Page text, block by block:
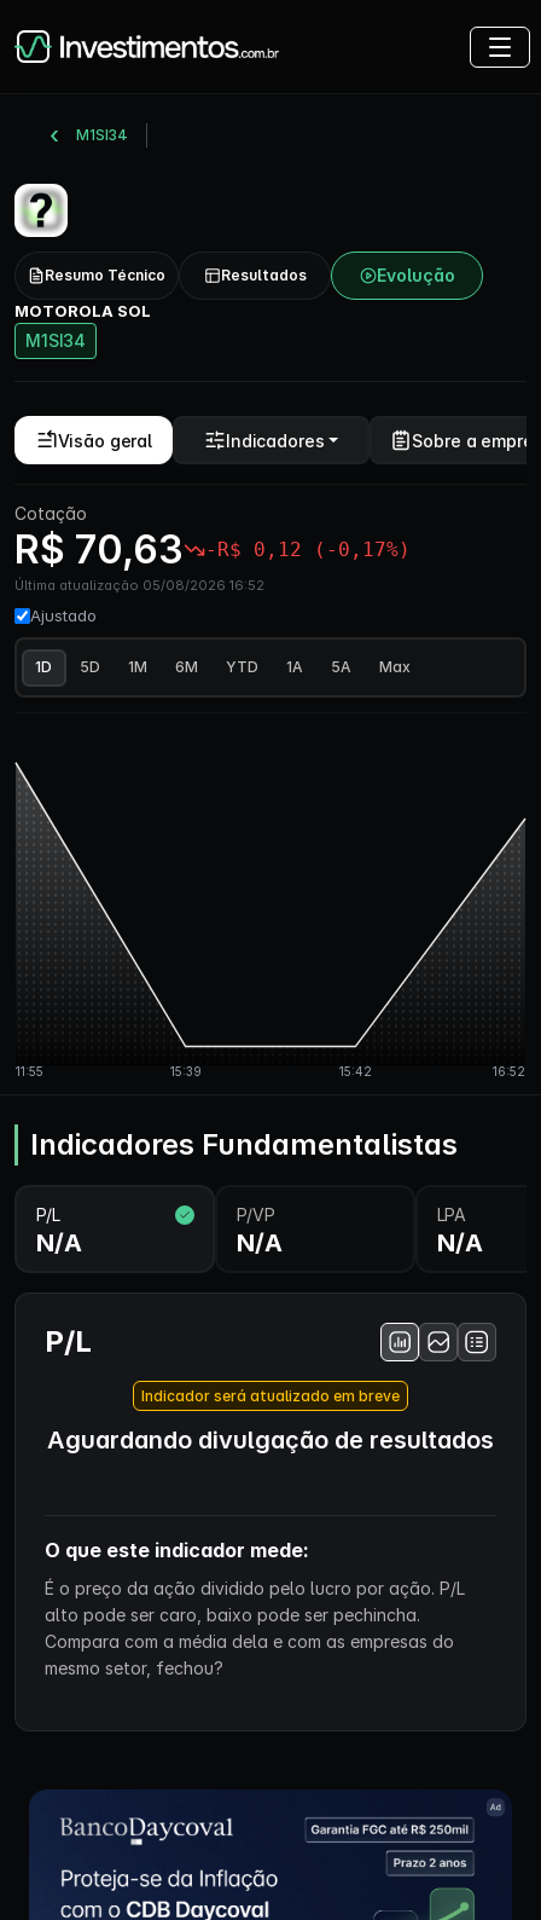
M1SI34
Resumo Técnico Resultados Evolução
MOTOROLA SOL
M1SI34
Visão geral Indicadores Sobre a
Cotação
R$ 70,63 -R$ 0,12 (-0,17%)
Última atualização 05/08/2026 16:52
Ajustado
1D 5D 1M 6M YTD 1A 5A Max
Indicadores Fundamentalistas
P/L
N/A
P/VP
N/A
LPA
N/A
P/L
Indicador será atualizado em breve
Aguardando divulgação de resultados
O que este indicador mede:
É o preço da ação dividido pelo lucro por ação. P/L
alto pode ser caro, baixo pode ser pechincha.
Compara com a média dela e com as empresas do
mesmo setor, fechou?